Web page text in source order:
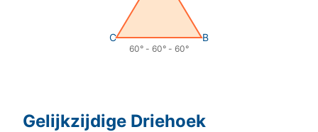
B
C
60° - 60° - 60°
Gelijkzijdige Driehoek